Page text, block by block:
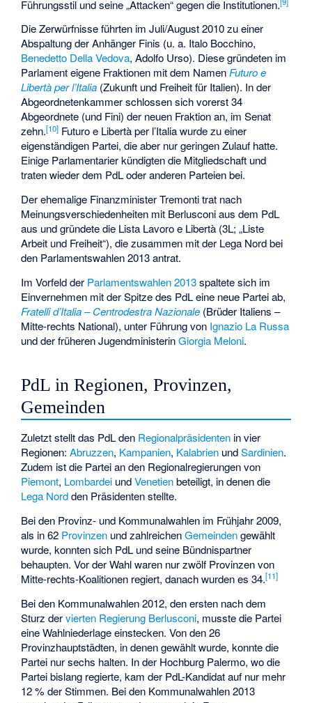
Führungsstil und seine „Attacken“ gegen die Institutionen.
Die Zerwürfnisse führten im Juli/August 2010 zu einer
Abspaltung der Anhänger Finis (u. a. Italo Bocchino,
Benedetto Della Vedova, Adolfo Urso). Diese gründeten im
Parlament eigene Fraktionen mit dem NamenFuturo e
Libertà per l’Italia (Zukunft und Freiheit für Italien). In der
Abgeordnetenkammer schlossen sich vorerst 34
Abgeordnete (und Fini) der neuen Fraktion an, im Senat
zehn.[10] Futuro e Libertà per l’Italia wurde zu einer
eigenständigen Partei, die aber nur geringen Zulauf hatte.
Einige Parlamentarier kündigten die Mitgliedschaft und
traten wieder dem PdL oder anderen Parteien bei.
Der ehemalige Finanzminister Tremonti trat nach
Meinungsverschiedenheiten mit Berlusconi aus dem PdL
aus und gründete die Lista Lavoro e Libertà (3L; „Liste
Arbeit und Freiheit“), die zusammen mit der Lega Nord bei
den Parlamentswahlen 2013 antrat.
Im Vorfeld der Parlamentswahlen 2013spaltete sich im
Einvernehmen mit der Spitze des PdL eine neue Partei ab,
Fratelli d’Italia – Centrodestra Nazionale (Brüder Italiens –
Mitte-rechts National), unter Führung von Ignazio La Russa
und der früheren JugendministerinGiorgia Meloni.
PdL in Regionen, Provinzen,
Gemeinden
Zuletzt stellt das PdL den Regionalpräsidenten in vier
Regionen:Abruzzen, Kampanien, Kalabrien undSardinien.
Zudem ist die Partei an den Regionalregierungen von
Piemont, Lombardei undVenetienbeteiligt, in denen die
Lega Nordden Präsidenten stellte.
Bei den Provinz- und Kommunalwahlen im Frühjahr 2009,
als in 62 Provinzen und zahlreichenGemeindengewählt
wurde, konnten sich PdL und seine Bündnispartner
behaupten. Vor der Wahl waren nur zwölf Provinzen von
Mitte-rechts-Koalitionen regiert, danach wurden es 34.[11]
Bei den Kommunalwahlen 2012, den ersten nach dem
Sturz dervierten Regierung Berlusconi, musste die Partei
eine Wahlniederlage einstecken. Von den 26
Provinzhauptstädten, in denen gewählt wurde, konnte die
Partei nur sechs halten. In der Hochburg Palermo, wo die
Partei bislang regierte, kam der PdL-Kandidat auf nur mehr
12 % der Stimmen. Bei den Kommunalwahlen 2013